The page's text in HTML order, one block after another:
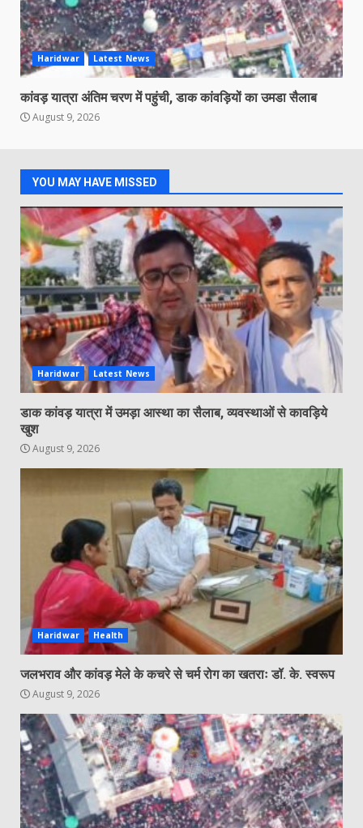
Haridwar Latest News
कांवड़ यात्रा अंतिम चरण में पहुंची, डाक कांवड़ियों का उमडा सैलाब
August 9, 2026
YOU MAY HAVE MISSED
Haridwar Latest News
डाक कांवड़ यात्रा में उमड़ा आस्था का सैलाब, व्यवस्थाओं से कावड़िये
खुश
August 9, 2026
Haridwar Health
जलभराव और कांवड़ मेले के कचरे से चर्म रोग का खतराः डॉ. के. स्वरूप
August 9, 2026